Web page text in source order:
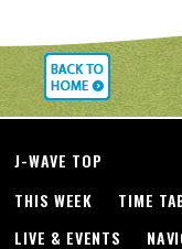
J-WAVE TOP
THIS WEEK
TIME
LIVE & EVENTS